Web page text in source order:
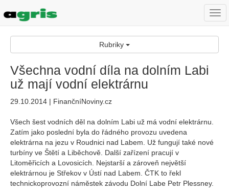
Rubriky
Všechna vodní díla na dolním Labi
už mají vodní elektrárnu
29.10.2014 | FinančníNoviny.cz
Všech šest vodních děl na dolním Labi už má vodní elektrárnu.
Zatím jako poslední byla do řádného provozu uvedena
elektrárna na jezu v Roudnici nad Labem. Už fungují také nové
turbíny ve Štětí a Liběchově. Další zařízení pracují v
Litoměřicích a Lovosicích. Nejstarší a zároveň největší
elektrárnou je Střekov v Ústí nad Labem. ČTK to řekl
technickoprovozní náměstek závodu Dolní Labe Petr Plessney.